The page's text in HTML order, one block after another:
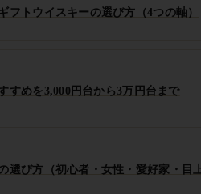
フトウイスキーの選び方（4つの軸）
すめを3,000円台から3万円台まで
選び方（初心者・女性・愛好家・目